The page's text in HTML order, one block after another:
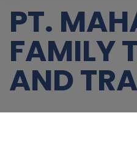
PT.
FAMILY
AND